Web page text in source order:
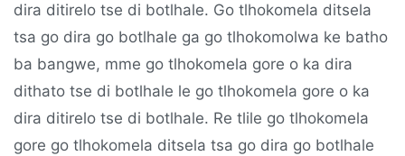
dira ditirelo tse di botlhale. Go tlhokomela ditsela
tsa go dira go botlhale ga go tlhokomolwa ke batho
ba bangwe, mme go tlhokomela gore o ka dira
dithato tse di botlhale le go tlhokomela gore o ka
dira ditirelo tse di botlhale. Re tlile go tlhokomela
gore go tlhokomela ditsela tsa go dira go botlhale